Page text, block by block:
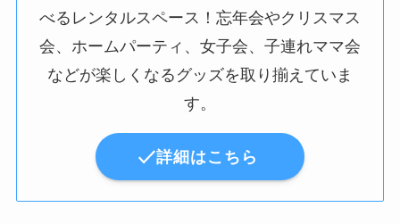
べるレンタルスペース！忘年会やクリスマス
会、ホームパーティ、女子会、子連れママ会
などが楽しくなるグッズを取り揃えていま
す。
詳細はこちら